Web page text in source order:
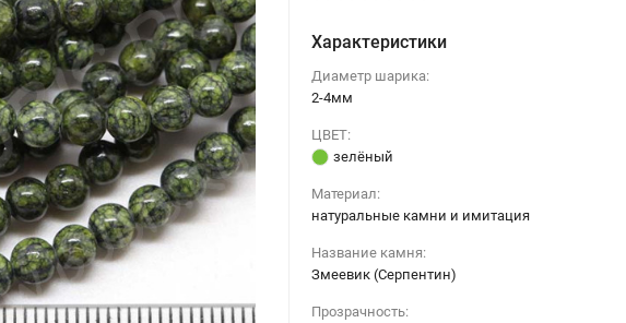
Характеристики
Диаметр шарика:
2-4мм
ЦВЕТ:
зелёный
Материал:
натуральные камни и имитация
Название камня:
Змеевик (Серпентин)
Прозрачность: